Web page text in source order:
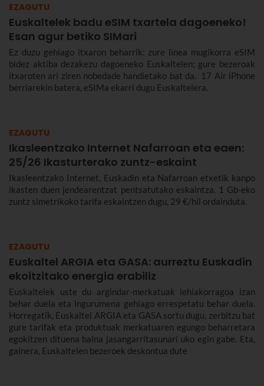
EZAGUTU
Euskaltelek badu eSIM txartela dagoeneko!
Esan agur betiko SIMari
Ez duzu gehiago itxaron beharrik: zure linea mugikorra eSIM
bidez aktiba dezakezu dagoeneko Euskaltelen; gure bezeroak
itxaroten ari ziren nobedade handietako bat da. 17 Air iPhone
berriarekin batera, eSIMa ekarri dugu Euskaltelera.
EZAGUTU
Ikasleentzako Internet Nafarroan eta eaen:
25/26 Ikasturterako zuntz-eskaint
Ikasleentzako Internet. Euskadin eta Nafarroan etxetik kanpo
ikasten duen jendearentzat pentsatutako eskaintza. 1 Gb-eko
zuntz simetrikoko tarifa eskaintzen dugu, 29 €/hil ordainduta.
EZAGUTU
Euskaltel ARGIA eta GASA: aurreztu Euskadin
ekoitzitako energia erabiliz
Euskaltelek uste du argindar-merkatuak lehiakorragoa izan
behar duela eta ingurumena gehiago errespetatu behar duela.
Horregatik, Euskaltel ARGIA eta GASA sortu dugu, zerbitzu bat
gure tarifak eta produktuak merkatuaren egungo beharretara
egokitzen dituena baina jasangarritasunari uko egin gabe. Eta,
gainera, Euskaltelen bezeroek deskontua dute